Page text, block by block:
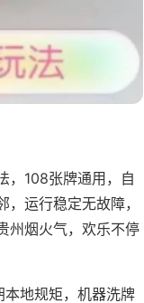
，108张牌通用，自
运行稳定无故障，
州烟火气，欢乐不停
地规矩，机器洗牌